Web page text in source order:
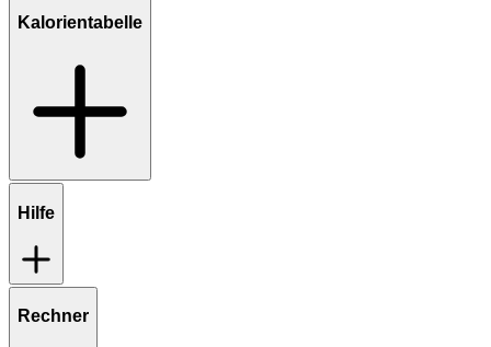
Kalorientabelle
Hilfe
Rechner